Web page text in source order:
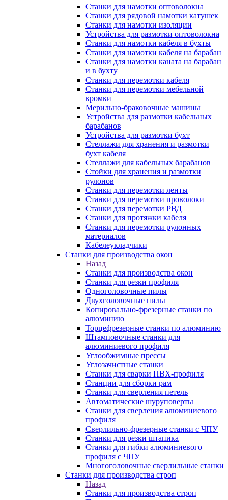
Станки для намотки оптоволокна
Станки для рядовой намотки катушек
Станки для намотки изоляции
Устройства для размотки оптоволокна
Станки для намотки кабеля в бухты
Станки для намотки кабеля на барабан
Станки для намотки каната на барабан
и в бухту
Станки для перемотки кабеля
Станки для перемотки мебельной
кромки
Мерильно-браковочные машины
Устройства для размотки кабельных
барабанов
Устройства для размотки бухт
Стеллажи для хранения и размотки
бухт кабеля
Стеллажи для кабельных барабанов
Стойки для хранения и размотки
рулонов
Станки для перемотки ленты
Станки для перемотки проволоки
Станки для перемотки РВД
Станки для протяжки кабеля
Станки для перемотки рулонных
материалов
Кабелеукладчики
Станки для производства окон
Назад
Станки для производства окон
Станки для резки профиля
Одноголовочные пилы
Двухголовочные пилы
Копировально-фрезерные станки по
алюминию
Торцефрезерные станки по алюминию
Штамповочные станки для
алюминиевого профиля
Углообжимные прессы
Углозачистные станки
Станки для сварки ПВХ-профиля
Станции для сборки рам
Станки для сверления петель
Автоматические шуруповерты
Станки для сверления алюминиевого
профиля
Сверлильно-фрезерные станки с ЧПУ
Станки для резки штапика
Станки для гибки алюминиевого
профиля с ЧПУ
Многоголовочные сверлильные станки
Станки для производства строп
Назад
Станки для производства строп